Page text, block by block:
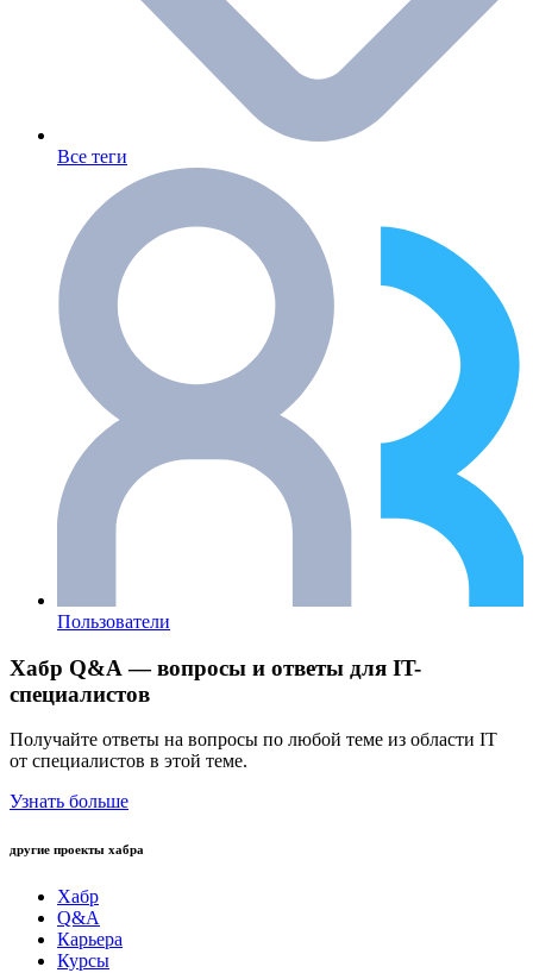
Все теги
Пользователи
Хабр Q&A — вопросы и ответы для IT-
специалистов
Получайте ответы на вопросы по любой теме из области IT
от специалистов в этой теме.
Узнать больше
другие проекты хабра
Хабр
Q&A
Карьера
Курсы